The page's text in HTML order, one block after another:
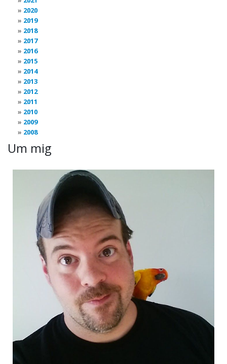
2020
2019
2018
2017
2016
2015
2014
2013
2012
2011
2010
2009
2008
Um mig